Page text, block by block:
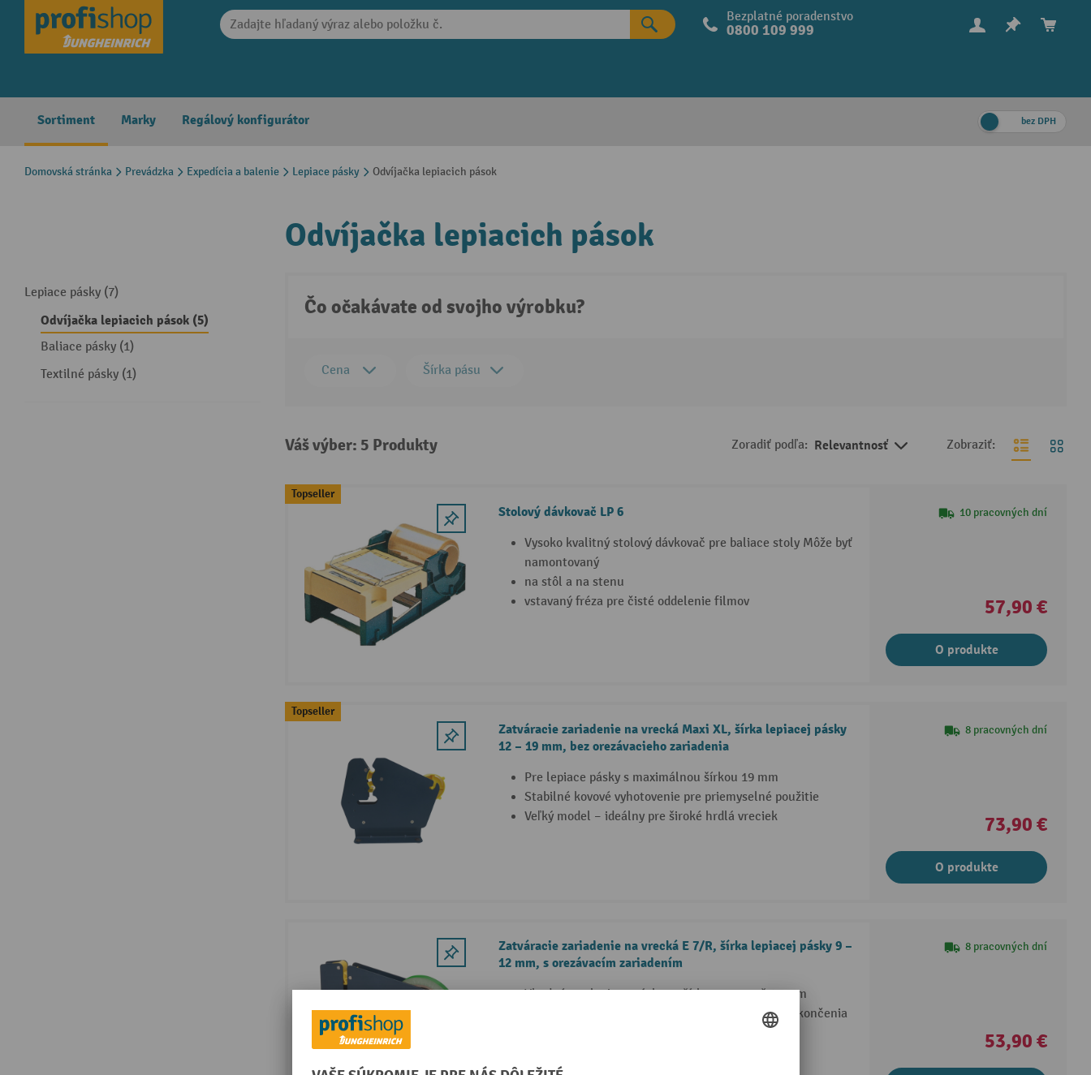
Skip to main navigation Bezplatné poradenstvo
0800 109 999
Sortiment Marky Regálový konfigurátor bez DPH
Domovská stránka Prevádzka Expedícia a balenie Lepiace pásky Odvíjačka lepiacich pások
Lepiace pásky (7)
Odvíjačka lepiacich pások (5)
Baliace pásky (1)
Textilné pásky (1)
Odvíjačka lepiacich pások
Čo očakávate od svojho výrobku?
Cena Šírka pásu
Váš výber: 5 Produkty Zoradiť podľa: Relevantnosť Zobraziť:
Topseller
Stolový dávkovač LP 6
Vysoko kvalitný stolový dávkovač pre baliace stoly Môže byť
namontovaný
na stôl a na stenu
vstavaný fréza pre čisté oddelenie filmov
10 pracovných dní
57,90 €
O produkte
Topseller
Zatváracie zariadenie na vrecká Maxi XL, šírka lepiacej pásky
12 – 19 mm, bez orezávacieho zariadenia
Pre lepiace pásky s maximálnou šírkou 19 mm
Stabilné kovové vyhotovenie pre priemyselné použitie
Veľký model – ideálny pre široké hrdlá vreciek
8 pracovných dní
73,90 €
O produkte
Zatváracie zariadenie na vrecká E 7/R, šírka lepiacej pásky 9 –
12 mm, s orezávacím zariadením
Vhodné pre lepiace pásky so šírkou 9 mm až 12 mm
Integrované zariadenie na orezávanie pre čisté zakončenia
8 pracovných dní
53,90 €